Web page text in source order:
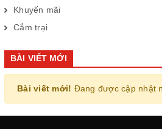
Khuyến mãi
Cắm trại
BÀI VIẾT MỚI
Bài viết mới! Đang được cập nhật